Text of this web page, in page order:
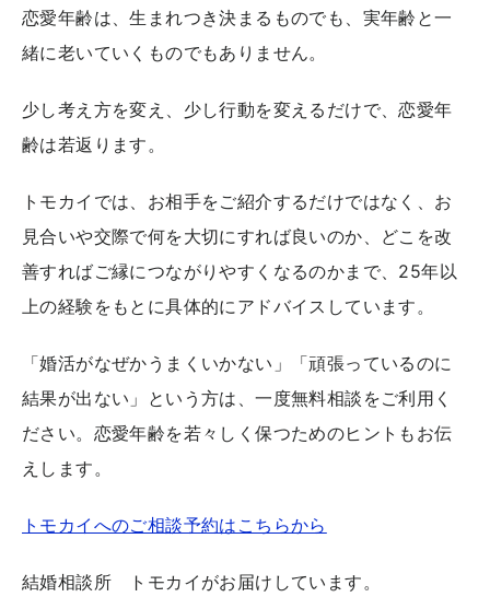
恋愛年齢は、生まれつき決まるものでも、実年齢と一
緒に老いていくものでもありません。
少し考え方を変え、少し行動を変えるだけで、恋愛年
齢は若返ります。
トモカイでは、お相手をご紹介するだけではなく、お
見合いや交際で何を大切にすれば良いのか、どこを改
善すればご縁につながりやすくなるのかまで、25年以
上の経験をもとに具体的にアドバイスしています。
「婚活がなぜかうまくいかない」「頑張っているのに
結果が出ない」という方は、一度無料相談をご利用く
ださい。恋愛年齢を若々しく保つためのヒントもお伝
えします。
トモカイへのご相談予約はこちらから
結婚相談所 トモカイがお届けしています。